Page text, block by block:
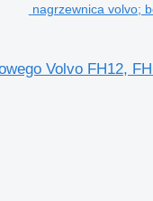
nagrzewnica volvo;
Volvo FH12,